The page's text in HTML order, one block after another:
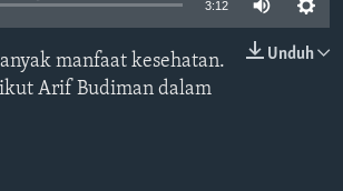
3:12
Unduh
manfaat kesehatan.
Arif Budiman dalam